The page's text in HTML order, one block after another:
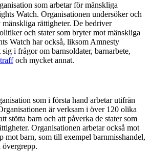
som arbetar för mänskliga
Watch. Organisationen undersöker och
rättigheter. De bedriver
och stater som bryter mot mänskliga
Watch har också, liksom Amnesty
i frågor om barnsoldater, barnarbete,
och mycket annat.
som i första hand arbetar utifrån
är verksam i över 120 olika
stötta barn och att påverka de stater som
Organisationen arbetar också mot
mot barn, som till exempel barnmisshandel,
övergrepp.